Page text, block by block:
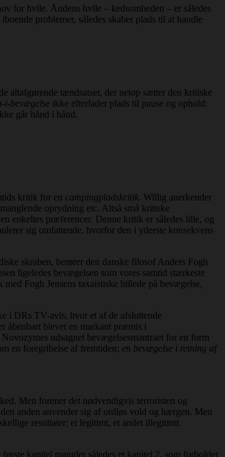
for hvile. Åndens hvile – kedsomheden – er således
problemer, således skaber plads til at handle
altafgørende tændsatser, der netop sætter den kritiske
i-bevægelse ikke efterlader plads til pause og ophold:
går hånd i hånd.
kritik for en campingpladskritik. Willig anerkender
oprydning etc. Altså små kritiske
enkeltes præferencer. Denne kritik er således lille, og
sig omfattende, hvorfor den i yderste konsekvens
skraben, berører den danske filosof Anders Fogh
ligeledes bevægelsen som vores samtid stærkeste
Fogh Jensens taxaistiske billede på bevægelse,
i DRs TV-avis, hvor et af de afsluttende
åbenbart blevet en markant præmis i
udsagnet bevægelsesmantraet for en form
en foregribelse af fremtiden; en bevægelse i retning af
Men forener det nødvendigvis terroristen og
anden anvender sig af ordløs vold og hærgen. Men
resultater; et legitimt, et andet illegitimt.
kapitel mangler således et kapitel 2, som forholder